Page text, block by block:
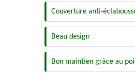
Couverture anti-
Beau design
Bon maintien grâce au